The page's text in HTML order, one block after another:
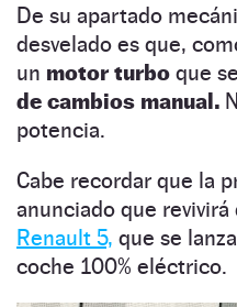
De su apartado
desvelado es que,
un motor turbo que
de cambios manual.
potencia.
Cabe recordar que la
anunciado que
Renault 5, que se
coche 100% eléctrico.